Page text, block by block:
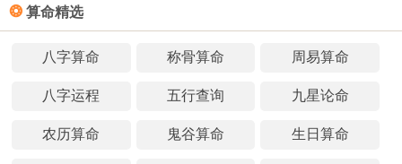
❂ 算命精选
八字算命 称骨算命 周易算命
八字运程 五行查询 九星论命
农历算命 鬼谷算命 生日算命